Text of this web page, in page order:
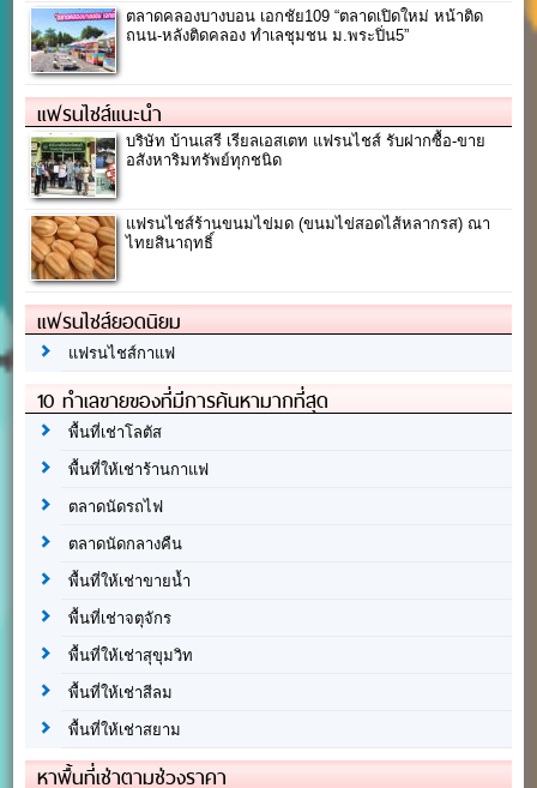
ตลาดคลองบางบอน เอกชัย109 “ตลาดเปิดใหม่ หน้าติด
ถนน-หลังติดคลอง ทำเลชุมชน ม.พระปิ่น5”
แฟรนไชส์แนะนำ
บริษัท บ้านเสรี เรียลเอสเตท แฟรนไชส์ รับฝากซื้อ-ขาย
อสังหาริมทรัพย์ทุกชนิด
แฟรนไชส์ร้านขนมไข่มด (ขนมไข่สอดไส้หลากรส) ณา
ไทยสินาฤทธิ์
แฟรนไชส์ยอดนิยม
แฟรนไชส์กาแฟ
10 ทำเลขายของที่มีการค้นหามากที่สุด
พื้นที่เช่าโลตัส
พื้นที่ให้เช่าร้านกาแฟ
ตลาดนัดรถไฟ
ตลาดนัดกลางคืน
พื้นที่ให้เช่าขายน้ำ
พื้นที่เช่าจตุจักร
พื้นที่ให้เช่าสุขุมวิท
พื้นที่ให้เช่าสีลม
พื้นที่ให้เช่าสยาม
หาพื้นที่เช่าตามช่วงราคา